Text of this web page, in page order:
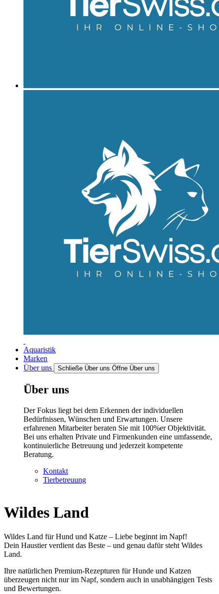
Aquaristik
Marken
Über uns
Schließe Über uns Öffne Über uns
Über uns
Der Fokus liegt bei dem Erkennen der individuellen
Bedürfnissen, Wünschen und Erwartungen. Unsere
erfahrenen Mitarbeiter beraten Sie mit 100%er Objektivität.
Bei uns erhalten Private und Firmenkunden eine umfassende,
kontinuierliche Betreuung und jederzeit kompetente
Beratung.
Kontakt
Tierbetreuung
Wildes Land
Wildes Land für Hund und Katze – Liebe beginnt im Napf!
Dein Haustier verdient das Beste – und genau dafür steht Wildes
Land.
Ihre natürlichen Premium-Rezepturen für Hunde und Katzen
überzeugen nicht nur im Napf, sondern auch in unabhängigen Tests
und Bewertungen.